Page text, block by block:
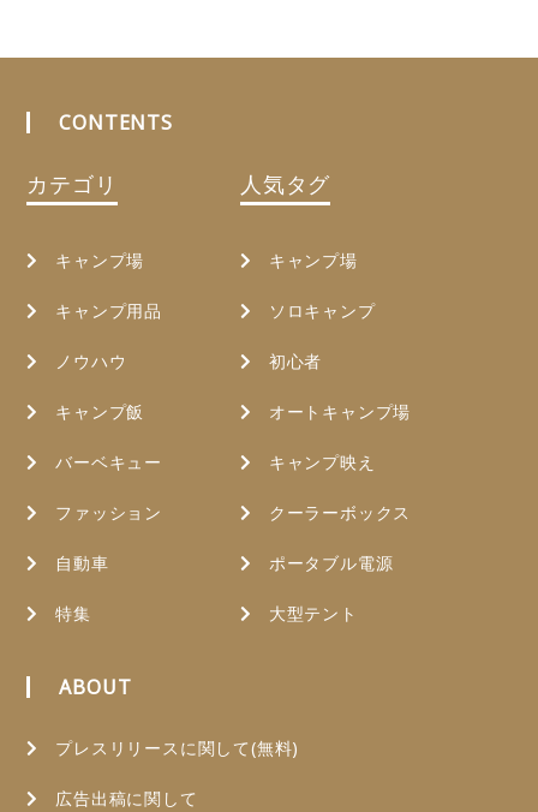
CONTENTS
カテゴリ
キャンプ場
キャンプ用品
ノウハウ
キャンプ飯
バーベキュー
ファッション
自動車
特集
人気タグ
キャンプ場
ソロキャンプ
初心者
オートキャンプ場
キャンプ映え
クーラーボックス
ポータブル電源
大型テント
ABOUT
プレスリリースに関して(無料)
広告出稿に関して